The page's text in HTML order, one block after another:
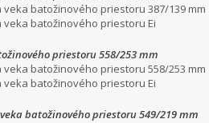
batožinového priestoru 387/139 mm
veka batožinového priestoru Ei
priestoru 558/253 mm
batožinového priestoru 558/253 mm
veka batožinového priestoru Ei
batožinového priestoru 549/219 mm